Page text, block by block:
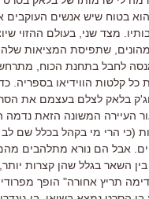
בטוח שיש אנשים העוקבים
מצד שני, בעולם ההזוי
שתפיסת המציאות
לחבל בתחנת הכוח,
קלטות הווידיאו בספריה.
בלאק לצלם בעצמם את
העיירה המשונה הזאת נדמה
(כי הרי מי בקהל בכלל שם
אבל הם נורא מתלהבים
השאר בגלל שהן קצרות
תריץ אחורה" הופך